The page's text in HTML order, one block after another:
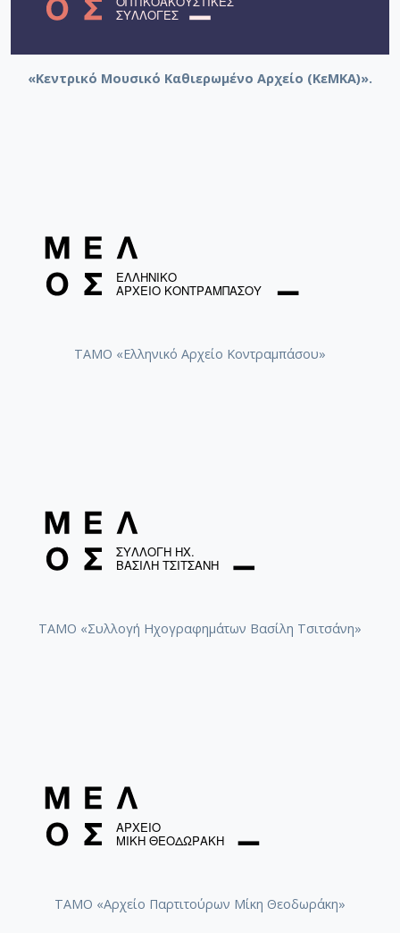
«Κεντρικό Μουσικό Καθιερωμένο Αρχείο (ΚεΜΚΑ)».
ΤΑΜΟ «Ελληνικό Αρχείο Κοντραμπάσου»
ΤΑΜΟ «Συλλογή Ηχογραφημάτων Βασίλη Τσιτσάνη»
ΤΑΜΟ «Αρχείο Παρτιτούρων Μίκη Θεοδωράκη»